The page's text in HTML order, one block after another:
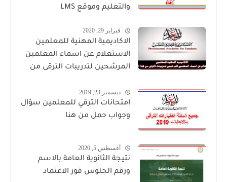
والتعليم وموقع LMS
فبراير 29, 2020
الاكاديمية المهنية للمعلمين
الاستعلام عن اسماء المعلمين
المرشحين لتدريبات الترقى من
ديسمبر 23, 2019
امتحانات الترقي للمعلمين سؤال
وجواب حمل من هنا
أغسطس 5, 2020
نتيجة الثانوية العامة بالاسم
ورقم الجلوس فور الاعتماد